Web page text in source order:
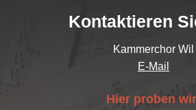
Kontaktieren
Kammerchor Wil
E-Mail
Hier proben